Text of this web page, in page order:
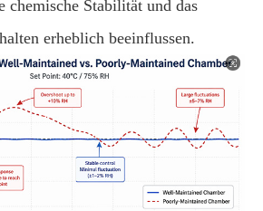
chemische Stabilität und das
erheblich beeinflussen.